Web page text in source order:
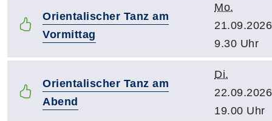
Orientalischer Tanz am
Vormittag
Mo.
9.30 Uhr
Orientalischer Tanz am
Abend
Di.
19.00 Uhr